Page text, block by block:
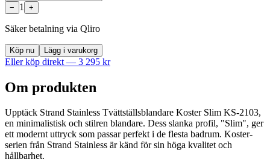
−
1 +
Säker betalning via Qliro
Köp nu Lägg i varukorg
Eller köp direkt — 3 295 kr
Om produkten
Upptäck Strand Stainless Tvättställsblandare Koster Slim KS-2103,
en minimalistisk och stilren blandare. Dess slanka profil, "Slim", ger
ett modernt uttryck som passar perfekt i de flesta badrum. Koster-
serien från Strand Stainless är känd för sin höga kvalitet och
hållbarhet.